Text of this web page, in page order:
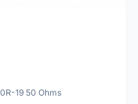
19 50 Ohms